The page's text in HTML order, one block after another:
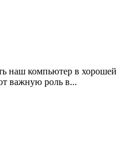
наш компьютер в хорошей
важную роль в...